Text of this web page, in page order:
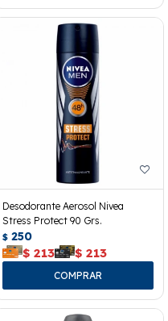
Desodorante Aerosol Nivea
Stress Protect 90 Grs.
$ 250
$ 213 $ 213